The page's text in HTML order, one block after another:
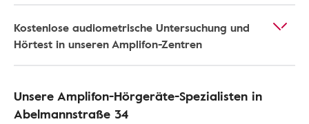
Kostenlose audiometrische Untersuchung und
Hörtest in unseren Amplifon-Zentren
Unsere Amplifon-Hörgeräte-Spezialisten in
Abelmannstraße 34